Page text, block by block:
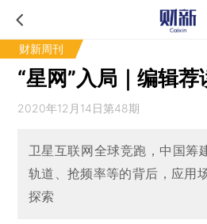
财新周刊
“星网”入局｜编辑荐
2020年12月14日第48期
卫星互联网全球竞跑，中国筹
轨道、抢频率等的背后，应用
探索